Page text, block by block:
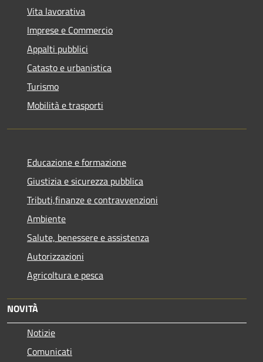
Vita lavorativa
Imprese e Commercio
Appalti pubblici
Catasto e urbanistica
Turismo
Mobilità e trasporti
Educazione e formazione
Giustizia e sicurezza pubblica
Tributi,finanze e contravvenzioni
Ambiente
Salute, benessere e assistenza
Autorizzazioni
Agricoltura e pesca
NOVITÀ
Notizie
Comunicati